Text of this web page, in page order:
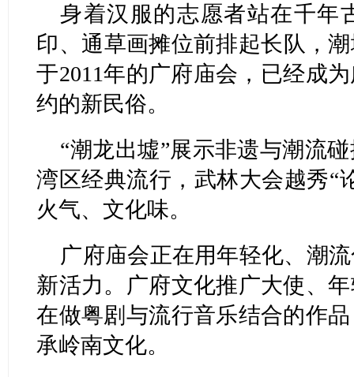
身着汉服的志愿者站在千年
印、通草画摊位前排起长队，
于2011年的广府庙会，已经成
约的新民俗。
“潮龙出墟”展示非遗与潮流
湾区经典流行，武林大会越秀“
火气、文化味。
广府庙会正在用年轻化、潮
新活力。广府文化推广大使、
在做粤剧与流行音乐结合的作
承岭南文化。